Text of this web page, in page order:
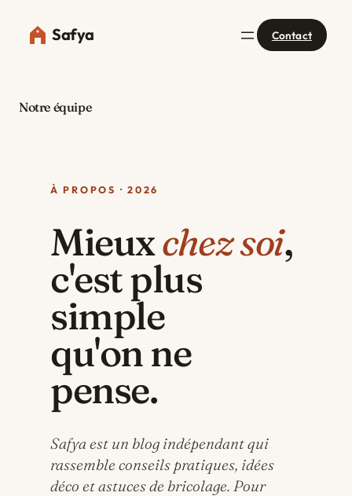
Safya Contact
Notre équipe
À PROPOS · 2026
Mieuxchez soi,
c'est plus
simple
qu'on ne
pense.
Safya est un blog indépendant qui
rassemble conseils pratiques, idées
déco et astuces de bricolage. Pour